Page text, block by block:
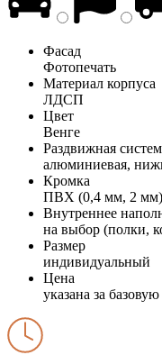
Фасад
Фотопечать
Материал корпуса
ЛДСП
Цвет
Венге
Раздвижная
алюминиевая,
Кромка
ПВХ (0,4 мм, 2 мм)
Внутреннее
на выбор (полки,
Размер
индивидуальный
Цена
указана за